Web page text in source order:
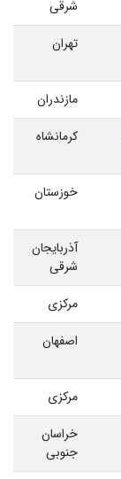
شرقی
تهران
مازندران
کرمانشاه
خوزستان
آذربایجان
شرقی
مرکزی
اصفهان
مرکزی
خراسان
جنوبی